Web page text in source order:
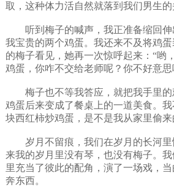
取，这种体力活自然就落到我们男生的
听到梅子的喊声，我正准备缩回伸
我宝贵的两个鸡蛋。我还来不及将鸡
的梅子看见，她再一次惊呼起来：“哟
鸡蛋，你咋不交给老师呢？你不好意
梅子也不等我答应，就把我手里的
鸡蛋后来变成了餐桌上的一道美食。
块西红柿炒鸡蛋，是不是我从家里偷来
岁月不留痕，我们在岁月的长河里
来我的岁月里没有琴，也没有梅子。
里充当了彼此的配角，演了一场戏，
奔东西。